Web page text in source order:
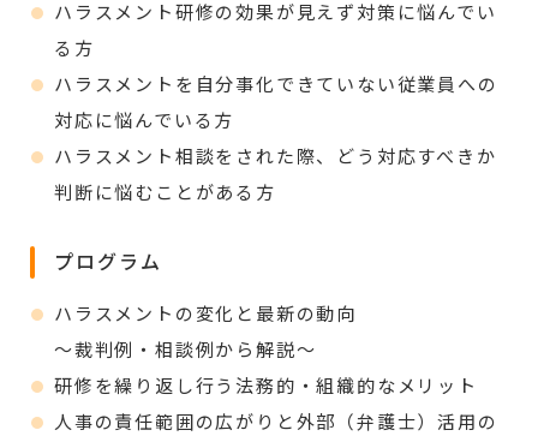
ハラスメント研修の効果が見えず対策に悩んでい
る方
ハラスメントを自分事化できていない従業員への
対応に悩んでいる方
ハラスメント相談をされた際、どう対応すべきか
判断に悩むことがある方
プログラム
ハラスメントの変化と最新の動向
～裁判例・相談例から解説～
研修を繰り返し行う法務的・組織的なメリット
人事の責任範囲の広がりと外部（弁護士）活用の